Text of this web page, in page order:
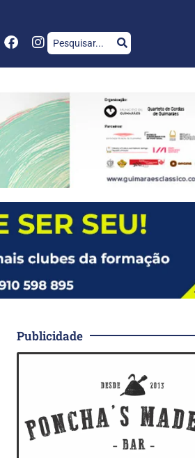
Publicidade